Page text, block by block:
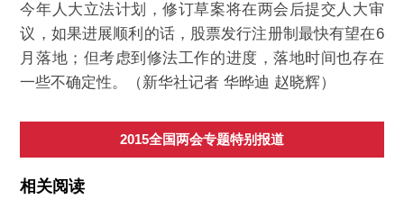
今年人大立法计划，修订草案将在两会后提交人大审
议，如果进展顺利的话，股票发行注册制最快有望在6
月落地；但考虑到修法工作的进度，落地时间也存在
一些不确定性。（新华社记者 华晔迪 赵晓辉）
2015全国两会专题特别报道
相关阅读